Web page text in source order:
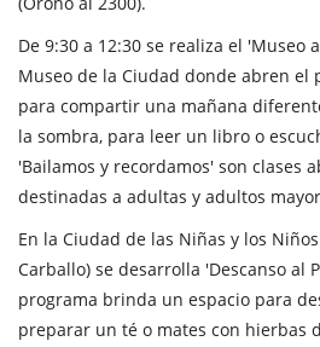
De 9:30 a 12:30 se realiza el 'Museo
Museo de la Ciudad donde abren el
para compartir una mañana
la sombra, para leer un libro o
'Bailamos y recordamos' son clases
destinadas a adultas y adultos
En la Ciudad de las Niñas y los
Carballo) se desarrolla 'Descanso al
programa brinda un espacio para
preparar un té o mates con hierbas